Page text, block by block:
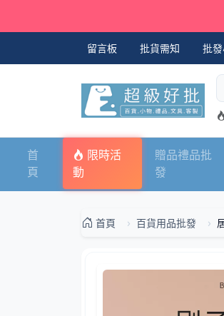
留言板 批貨需知 批
首
頁
限時活
動
贈品禮品批
發
首頁 百貨用品批發